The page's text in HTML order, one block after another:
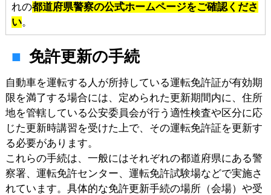
れの都道府県警察の公式ホームページをご確認くださ
い。
免許更新の手続
自動車を運転する人が所持している運転免許証が有効期
限を満了する場合には、定められた更新期間内に、住所
地を管轄している公安委員会が行う適性検査や区分に応
じた更新時講習を受けた上で、その運転免許証を更新す
る必要があります。
これらの手続は、一般にはそれぞれの都道府県にある警
察署、運転免許センター、運転免許試験場などで実施さ
れています。具体的な免許更新手続の場所（会場）や受